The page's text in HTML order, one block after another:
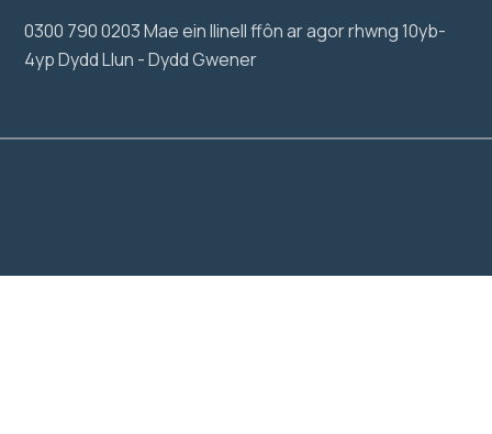
0300 790 0203 Mae ein llinell ffôn ar agor rhwng 10yb-
4yp Dydd Llun - Dydd Gwener